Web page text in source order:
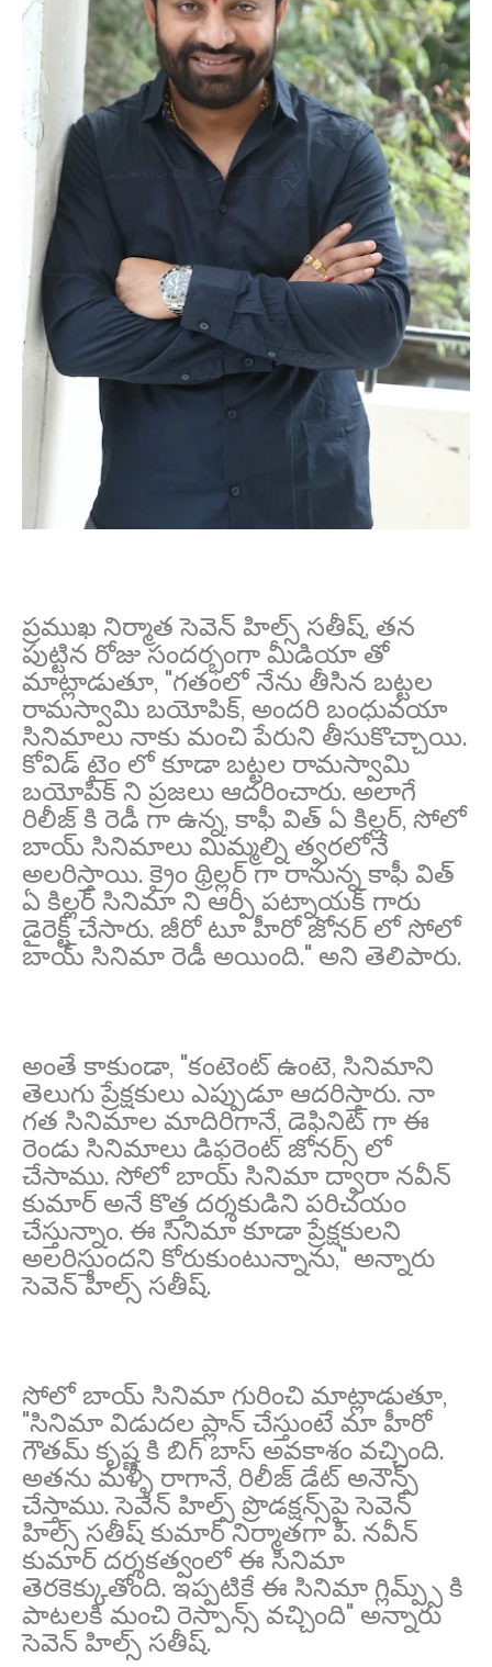
ప్రముఖ నిర్మాత సెవెన్ హిల్స్ సతీష్, తన
పుట్టిన రోజు సందర్భంగా మీడియా తో
మాట్లాడుతూ, "గతంలో నేను తీసిన బట్టల
రామస్వామి బయోపిక్, అందరి బంధువయా
సినిమాలు నాకు మంచి పేరుని తీసుకొచ్చాయి.
కోవిడ్ టైం లో కూడా బట్టల రామస్వామి
బయోపిక్ ని ప్రజలు ఆదరించారు. అలాగే
రిలీజ్ కి రెడీ గా ఉన్న, కాఫీ విత్ ఏ కిల్లర్, సోలో
బాయ్ సినిమాలు మిమ్మల్ని త్వరలోనే
అలరిస్తాయి. క్రైం థ్రిల్లర్ గా రానున్న కాఫీ విత్
ఏ కిల్లర్ సినిమా ని ఆర్పీ పట్నాయక్ గారు
డైరెక్ట్ చేసారు. జీరో టూ హీరో జోనర్ లో సోలో
బాయ్ సినిమా రెడీ అయింది." అని తెలిపారు.
అంతే కాకుండా, "కంటెంట్ ఉంటె, సినిమాని
తెలుగు ప్రేక్షకులు ఎప్పుడూ ఆదరిస్తారు. నా
గత సినిమాల మాదిరిగానే, డెఫినిట్ గా ఈ
రెండు సినిమాలు డిఫరెంట్ జోనర్స్ లో
చేసాము. సోలో బాయ్ సినిమా ద్వారా నవీన్
కుమార్ అనే కొత్త దర్శకుడిని పరిచయం
చేస్తున్నాం. ఈ సినిమా కూడా ప్రేక్షకులని
అలరిస్తుందని కోరుకుంటున్నాను," అన్నారు
సెవెన్ హిల్స్ సతీష్.
సోలో బాయ్ సినిమా గురించి మాట్లాడుతూ,
"సినిమా విడుదల ప్లాన్ చేస్తుంటే మా హీరో
గౌతమ్ కృష్ణ కి బిగ్ బాస్ అవకాశం వచ్చింది.
అతను మళ్ళీ రాగానే, రిలీజ్ డేట్ అనౌన్స్
చేస్తాము. సెవెన్ హిల్స్ ప్రొడక్షన్స్‌పై సెవెన్
హిల్స్ సతీష్ కుమార్ నిర్మాతగా పి. నవీన్
కుమార్ దర్శకత్వంలో ఈ సినిమా
తెరకెక్కుతోంది. ఇప్పటికే ఈ సినిమా గ్లిమ్ప్స్ కి
పాటలకి మంచి రెస్పాన్స్ వచ్చింది" అన్నారు
సెవెన్ హిల్స్ సతీష్.